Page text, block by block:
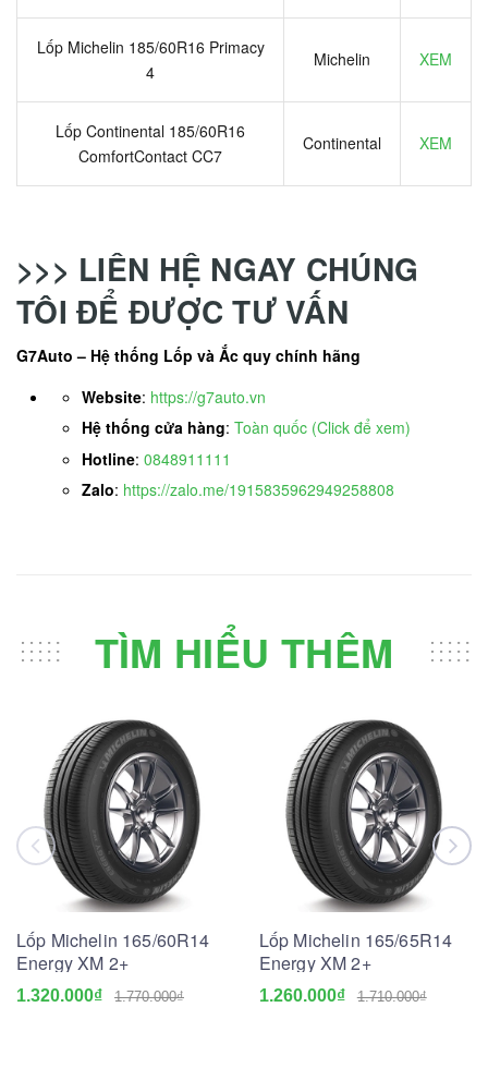
Lốp Michelin 185/60R16 Primacy
4
Michelin XEM
Lốp Continental 185/60R16
ComfortContact CC7
Continental XEM
>>> LIÊN HỆ NGAY CHÚNG
TÔI ĐỂ ĐƯỢC TƯ VẤN
G7Auto – Hệ thống Lốp và Ắc quy chính hãng
Website: https://g7auto.vn
Hệ thống cửa hàng: Toàn quốc (Click để xem)
Hotline: 0848911111
Zalo: https://zalo.me/1915835962949258808
TÌM HIỂU THÊM
Lốp Michelin 165/60R14
Energy XM 2+
1.320.000₫ 1.770.000₫
Lốp Michelin 165/65R14
Energy XM 2+
1.260.000₫ 1.710.000₫